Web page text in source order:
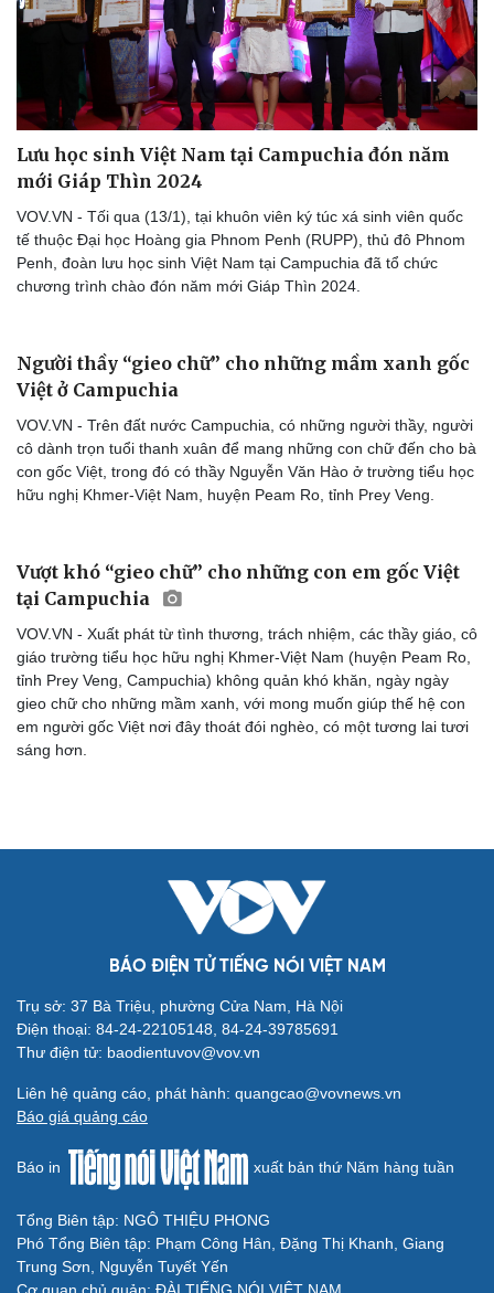
Cải chính
Lưu học sinh Việt Nam tại Campuchia đón năm
mới Giáp Thìn 2024
VOV.VN - Tối qua (13/1), tại khuôn viên ký túc xá sinh viên quốc
tế thuộc Đại học Hoàng gia Phnom Penh (RUPP), thủ đô Phnom
Penh, đoàn lưu học sinh Việt Nam tại Campuchia đã tổ chức
chương trình chào đón năm mới Giáp Thìn 2024.
Người thầy “gieo chữ” cho những mầm xanh gốc
Việt ở Campuchia
VOV.VN - Trên đất nước Campuchia, có những người thầy, người
cô dành trọn tuổi thanh xuân để mang những con chữ đến cho bà
con gốc Việt, trong đó có thầy Nguyễn Văn Hào ở trường tiểu học
hữu nghị Khmer-Việt Nam, huyện Peam Ro, tỉnh Prey Veng.
Vượt khó “gieo chữ” cho những con em gốc Việt
tại Campuchia
VOV.VN - Xuất phát từ tình thương, trách nhiệm, các thầy giáo, cô
giáo trường tiểu học hữu nghị Khmer-Việt Nam (huyện Peam Ro,
tỉnh Prey Veng, Campuchia) không quản khó khăn, ngày ngày
gieo chữ cho những mầm xanh, với mong muốn giúp thế hệ con
em người gốc Việt nơi đây thoát đói nghèo, có một tương lai tươi
sáng hơn.
BÁO ĐIỆN TỬ TIẾNG NÓI VIỆT NAM
Trụ sở: 37 Bà Triệu, phường Cửa Nam, Hà Nội
Điện thoại: 84-24-22105148, 84-24-39785691
Thư điện tử: baodientuvov@vov.vn
Liên hệ quảng cáo, phát hành: quangcao@vovnews.vn
Báo giá quảng cáo
Báo in xuất bản thứ Năm hàng tuần
Tổng Biên tập: NGÔ THIỆU PHONG
Phó Tổng Biên tập: Phạm Công Hân, Đặng Thị Khanh, Giang
Trung Sơn, Nguyễn Tuyết Yến